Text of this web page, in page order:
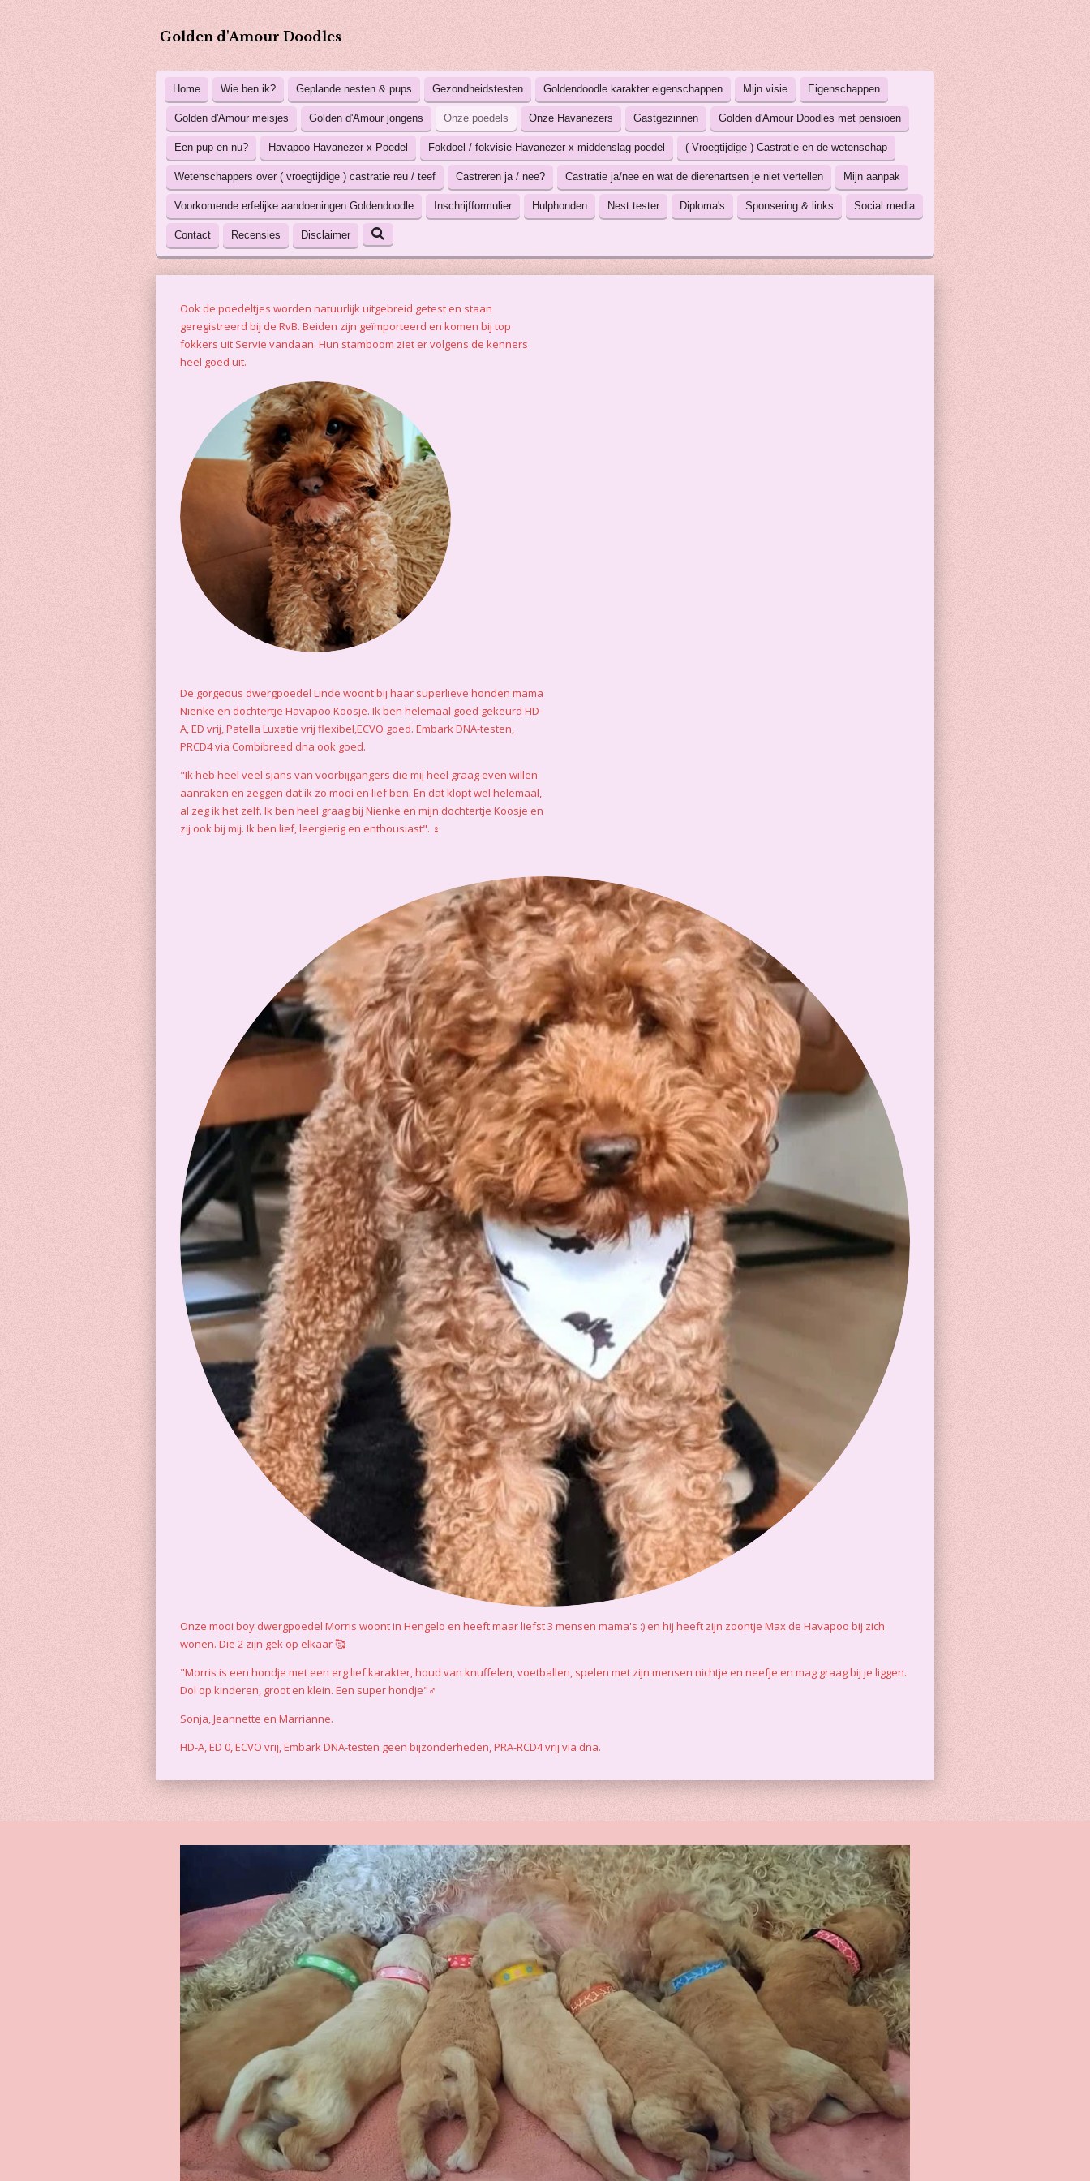
Golden d'Amour Doodles
Home Wie ben ik? Geplande nesten & pups Gezondheidstesten Goldendoodle karakter eigenschappen Mijn visie Eigenschappen
Golden d'Amour meisjes Golden d'Amour jongens Onze poedels Onze Havanezers Gastgezinnen Golden d'Amour Doodles met pensioen
Een pup en nu? Havapoo Havanezer x Poedel Fokdoel / fokvisie Havanezer x middenslag poedel ( Vroegtijdige ) Castratie en de wetenschap
Wetenschappers over ( vroegtijdige ) castratie reu / teef Castreren ja / nee? Castratie ja/nee en wat de dierenartsen je niet vertellen Mijn aanpak
Voorkomende erfelijke aandoeningen Goldendoodle Inschrijfformulier Hulphonden Nest tester Diploma's Sponsering & links Social media
Contact Recensies Disclaimer
Ook de poedeltjes worden natuurlijk uitgebreid getest en staan
geregistreerd bij de RvB. Beiden zijn geïmporteerd en komen bij top
fokkers uit Servie vandaan. Hun stamboom ziet er volgens de kenners
heel goed uit.
De gorgeous dwergpoedel Linde woont bij haar superlieve honden mama
Nienke en dochtertje Havapoo Koosje. Ik ben helemaal goed gekeurd HD-
A, ED vrij, Patella Luxatie vrij flexibel,ECVO goed. Embark DNA-testen,
PRCD4 via Combibreed dna ook goed.
"Ik heb heel veel sjans van voorbijgangers die mij heel graag even willen
aanraken en zeggen dat ik zo mooi en lief ben. En dat klopt wel helemaal,
al zeg ik het zelf. Ik ben heel graag bij Nienke en mijn dochtertje Koosje en
zij ook bij mij. Ik ben lief, leergierig en enthousiast". ♀️
Onze mooi boy dwergpoedel Morris woont in Hengelo en heeft maar liefst 3 mensen mama's :) en hij heeft zijn zoontje Max de Havapoo bij zich
wonen. Die 2 zijn gek op elkaar 🥰
"Morris is een hondje met een erg lief karakter, houd van knuffelen, voetballen, spelen met zijn mensen nichtje en neefje en mag graag bij je liggen.
Dol op kinderen, groot en klein. Een super hondje"♂️
Sonja, Jeannette en Marrianne.
HD-A, ED 0, ECVO vrij, Embark DNA-testen geen bijzonderheden, PRA-RCD4 vrij via dna.